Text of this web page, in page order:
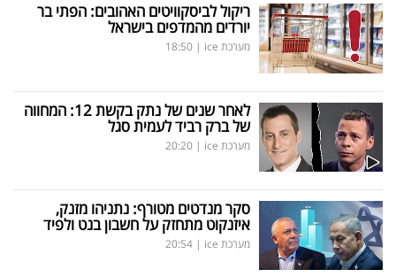
ריקול לביסקוויטים האהובים: הפתי בר
יורדים מהמדפים בישראל
מערכת ice |
18:50
לאחר שנים של נתק בקשת 12: המחווה
של ברק רביד לעמית סגל
מערכת ice |
20:20
סקר מנדטים מטורף: נתניהו מזנק,
איזנקוט מתחזק על חשבון בנט ולפיד
מערכת ice |
20:54